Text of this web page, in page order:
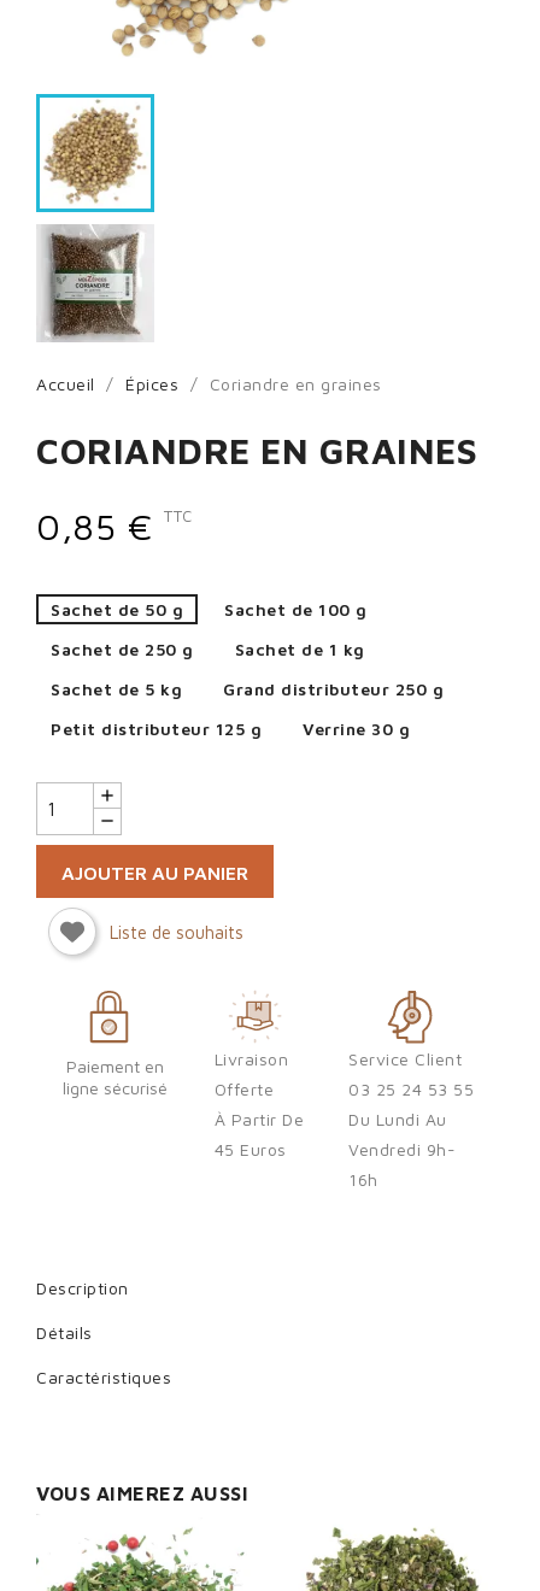
Accueil Épices Coriandre en graines
CORIANDRE EN GRAINES
0,85 €
TTC
Sachet de 50 g
Sachet de 100 g
Sachet de 250 g
Sachet de 1 kg
Sachet de 5 kg
Grand distributeur 250 g
Petit distributeur 125 g
Verrine 30 g
AJOUTER AU PANIER
Liste de souhaits
Paiement en
ligne sécurisé
Livraison
Offerte
À Partir De
45 Euros
Service Client
03 25 24 53 55
Du Lundi Au
Vendredi 9h-
16h
Description
Détails
Caractéristiques
VOUS AIMEREZ AUSSI
Sign in
You need to be logged in to save products in your wish list.